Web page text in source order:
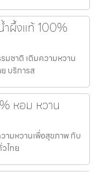
ำผึ้งแท้ 100%
มชาติ เติมความหวาน
บริการส
หอม หวาน
ามหวานเพื่อสุขภาพ กับ
ไทย